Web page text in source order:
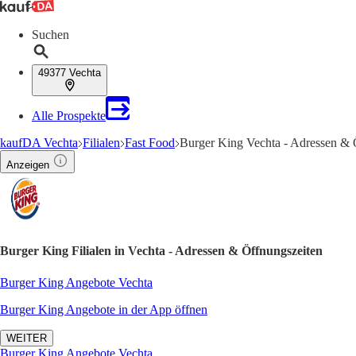
Suchen
49377 Vechta
Alle Prospekte
kaufDA Vechta Filialen Fast Food Burger King Vechta - Adressen &
Anzeigen
Burger King Filialen in Vechta - Adressen & Öffnungszeiten
Burger King Angebote Vechta
Burger King Angebote in der App öffnen
WEITER
Burger King Angebote Vechta